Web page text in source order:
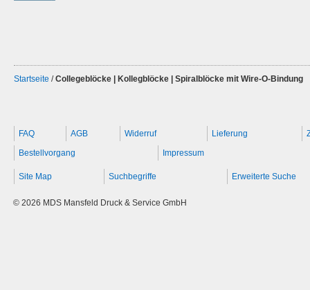
Startseite /Collegeblöcke | Kollegblöcke | Spiralblöcke mit Wire-O-Bindung
FAQ AGB Widerruf Lieferung
Bestellvorgang
Impressum
Site Map Suchbegriffe Erweiterte Suche
© 2026 MDS Mansfeld Druck & Service GmbH